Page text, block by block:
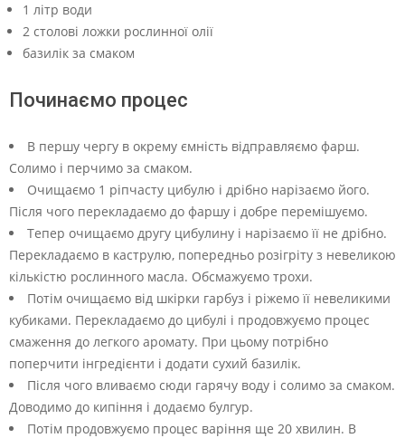
1 літр води
2 столові ложки рослинної олії
базилік за смаком
Починаємо процес
В першу чергу в окрему ємність відправляємо фарш.
Солимо і перчимо за смаком.
Очищаємо 1 ріпчасту цибулю і дрібно нарізаємо його.
Після чого перекладаємо до фаршу і добре перемішуємо.
Тепер очищаємо другу цибулину і нарізаємо її не дрібно.
Перекладаємо в каструлю, попередньо розігріту з невеликою
кількістю рослинного масла. Обсмажуємо трохи.
Потім очищаємо від шкірки гарбуз і ріжемо її невеликими
кубиками. Перекладаємо до цибулі і продовжуємо процес
смаження до легкого аромату. При цьому потрібно
поперчити інгредієнти і додати сухий базилік.
Після чого вливаємо сюди гарячу воду і солимо за смаком.
Доводимо до кипіння і додаємо булгур.
Потім продовжуємо процес варіння ще 20 хвилин. В